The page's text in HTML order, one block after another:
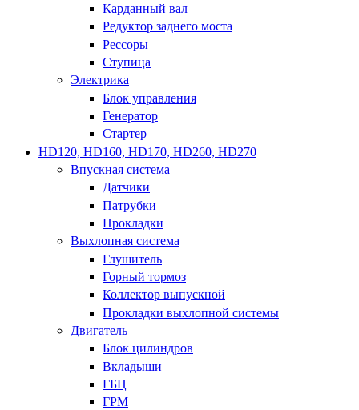
Карданный вал
Редуктор заднего моста
Рессоры
Ступица
Электрика
Блок управления
Генератор
Стартер
HD120, HD160, HD170, HD260, HD270
Впускная система
Датчики
Патрубки
Прокладки
Выхлопная система
Глушитель
Горный тормоз
Коллектор выпускной
Прокладки выхлопной системы
Двигатель
Блок цилиндров
Вкладыши
ГБЦ
ГРМ